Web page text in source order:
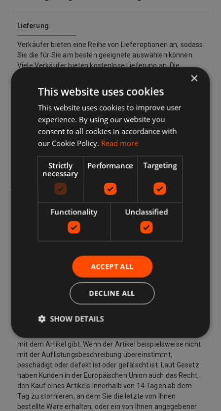
Lieferung
Verkäufer bieten eine Reihe von Lieferoptionen an, sodass
Sie die für Sie am besten geeignete auswählen können.
Viele Verkäufer bieten kostenlose Lieferung an. Die
Versandkosten und den voraussichtlichen Liefertermin
finden Sie immer in einer Auflistung des Verkäufers.
Während der Kaufabwicklung wird eine vollständige Liste
der Lieferoptionen angezeigt. Dies können sein:
Expressversand, Standardversand, Economy-Versand,
Click & Collect, kostenlose lokale Abholung vom Verkäufer.
Ihre Optionen für die Rücksendung eines Artikels hängen
davon ab, was Sie zurückgeben möchten, warum Sie ihn
zurückgeben möchten und welche Rückgabebedingungen
der Verkäufer hat. Wenn der Artikel beschädigt ist oder
können Sie ihn zurückgeben, auch wenn die
Rückgaberichtlinie des Verkäufers besagt, dass er keine
Rücksendungen akzeptiert. Wenn Sie Ihre Meinung
geändert haben und keinen Artikel mehr möchten, können
muss diese jedoch nicht akzeptieren. Wenn der Käufer
seine Meinung zu einem Kauf ändert und einen Artikel
zurückgeben möchte, muss er möglicherweise die
Rücksendekosten bezahlen, abhängig von den
Rückgabebedingungen des Verkäufers. Verkäufer können
Rücksendeportoinformationen zur Verfügung stellen.
Verkäufer zahlen für das Rückporto, wenn es ein Problem
mit dem Artikel gibt. Wenn der Artikel beispielsweise nicht
mit der Auflistungsbeschreibung übereinstimmt,
beschädigt oder defekt ist oder gefälscht ist. Laut Gesetz
haben Kunden in der Europäischen Union auch das Recht,
den Kauf eines Artikels innerhalb von 14 Tagen ab dem
Tag zu stornieren, an dem Sie die letzte von Ihnen
bestellte Ware erhalten, oder ein von Ihnen angegebener
×
This website uses cookies
This website uses cookies to improve user
experience. By using our website you
consent to all cookies in accordance with
our Cookie Policy. Read more
Strictly
necessary
Performance Targeting
Functionality Unclassified
ACCEPT ALL
DECLINE ALL
SHOW DETAILS